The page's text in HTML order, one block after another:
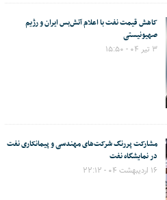
کاهش قیمت نفت با اعلام آتش‌بس ایران و رژیم
صهیونیستی
۳ تیر ۰۴ - ۱۵:۵۰
مشارکت پررنگ شرکت‌های مهندسی و پیمانکاری نفت
در نمایشگاه نفت
۱۶ اردیبهشت ۰۴ - ۲۲:۱۲